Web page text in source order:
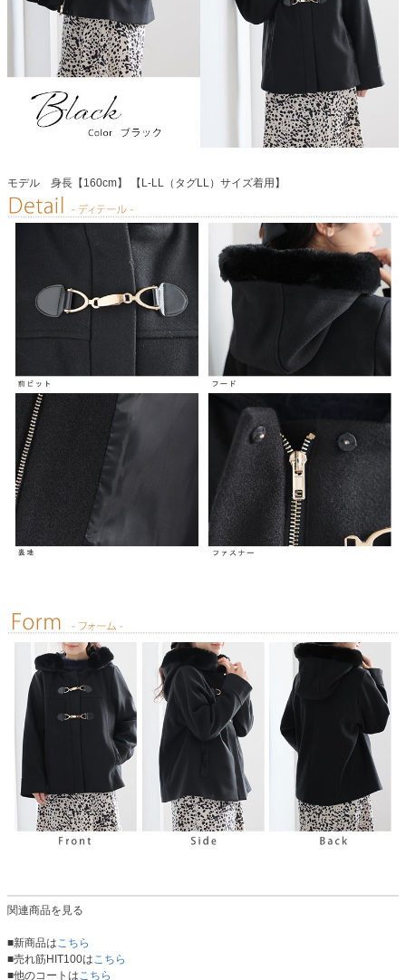
モデル 身長【160cm】 【L-LL（タグLL）サイズ着用】
関連商品を見る
■新商品は こちら
■売れ筋HIT100は こちら
■他のコートは こちら